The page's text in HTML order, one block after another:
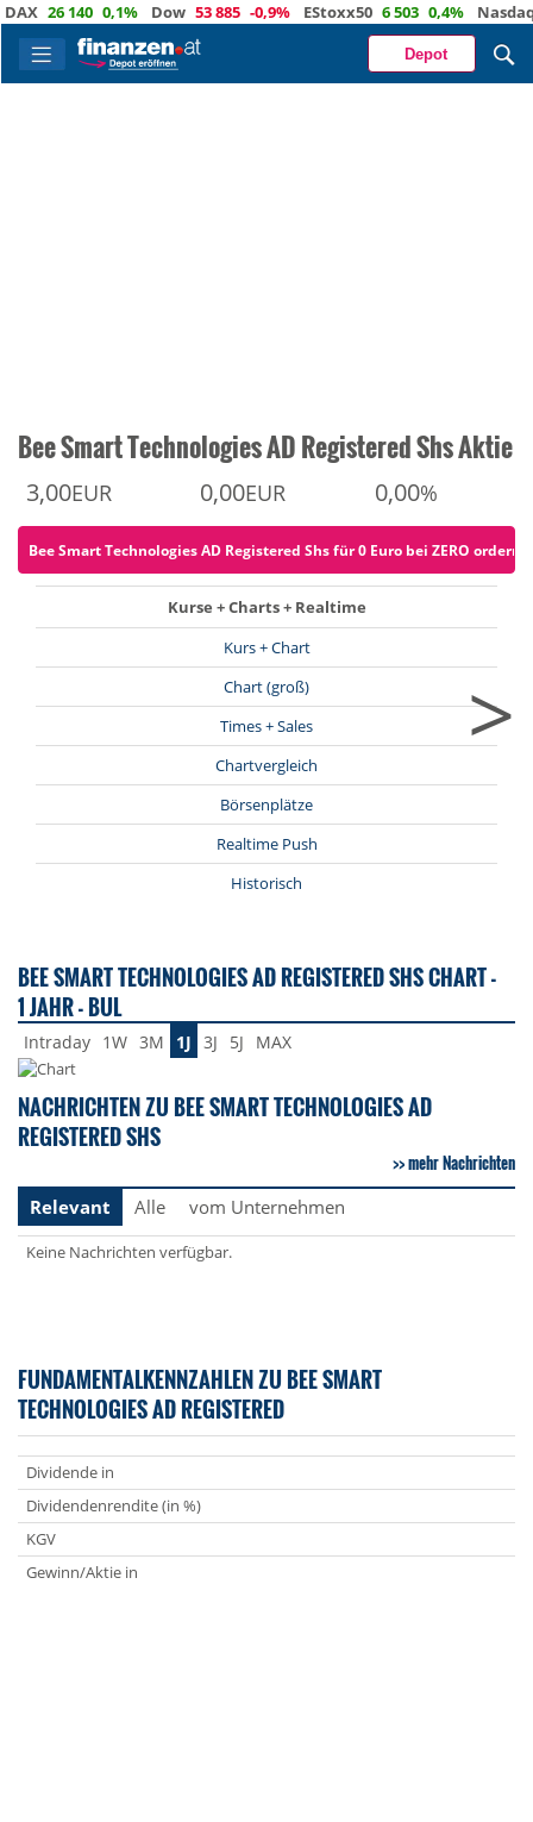
26 140 0,1% Dow 53 885 -0,9% EStoxx50 6 503 0,4% Nasdaq 29
Depot
Bee Smart Technologies AD Registered Shs Aktie
3,00EUR 0,00EUR 0,00%
Bee Smart Technologies AD Registered Shs für 0 Euro bei ZERO ordern
Kurse + Charts + Realtime
Kurs + Chart
Chart (groß)
Times + Sales
Chartvergleich
Börsenplätze
Realtime Push
Historisch
>
BEE SMART TECHNOLOGIES AD REGISTERED SHS CHART -
1 JAHR - BUL
Intraday 1W 3M 1J 3J 5J MAX
NACHRICHTEN ZU BEE SMART TECHNOLOGIES AD
REGISTERED SHS
mehr Nachrichten
Relevant
Alle vom Unternehmen
Keine Nachrichten verfügbar.
FUNDAMENTALKENNZAHLEN ZU BEE SMART
TECHNOLOGIES AD REGISTERED
Dividende in
Dividendenrendite (in %)
KGV
Gewinn/Aktie in